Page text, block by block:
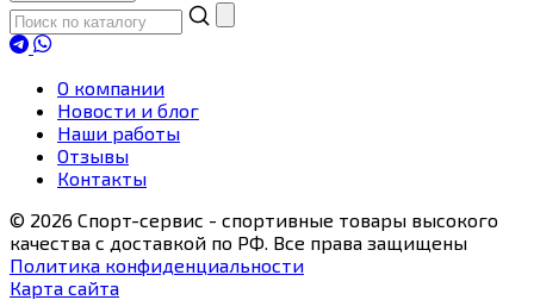
О компании
Новости и блог
Наши работы
Отзывы
Контакты
© 2026 Спорт-сервис - спортивные товары высокого
качества с доставкой по РФ. Все права защищены
Политика конфиденциальности
Карта сайта